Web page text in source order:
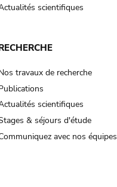
scientifiques
travaux de recherche
scientifiques
& séjours d'étude
avec nos équipes